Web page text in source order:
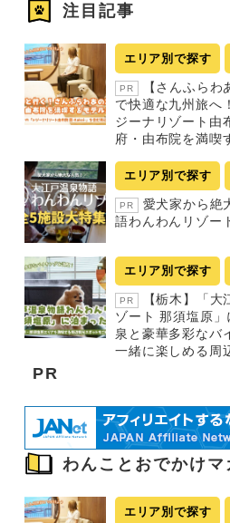
注目記事
エリア別で探す
PR
【さんふらわ
で快適な九州旅へ
ジーナリゾート由
府・由布院を満喫
エリア別で探す
PR
愛犬家から絶
語わんわんリゾー
エリア別で探す
PR
【栃木】「大
ゾート 那須塩原
泉と豪華多彩なバ
一緒に楽しめる周
PR
わんことおでかけマ
エリア別で探す